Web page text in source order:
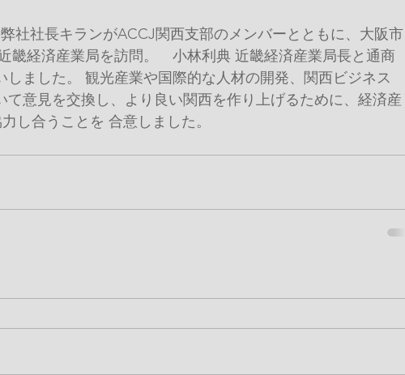
社社長キランがACCJ関西支部のメンバーとともに、大阪市
畿経済産業局を訪問。　小林利典 近畿経済産業局長と通商
しました。 観光産業や国際的な人材の開発、関西ビジネス
て意見を交換し、より良い関西を作り上げるために、経済産
し合うことを 合意しました。